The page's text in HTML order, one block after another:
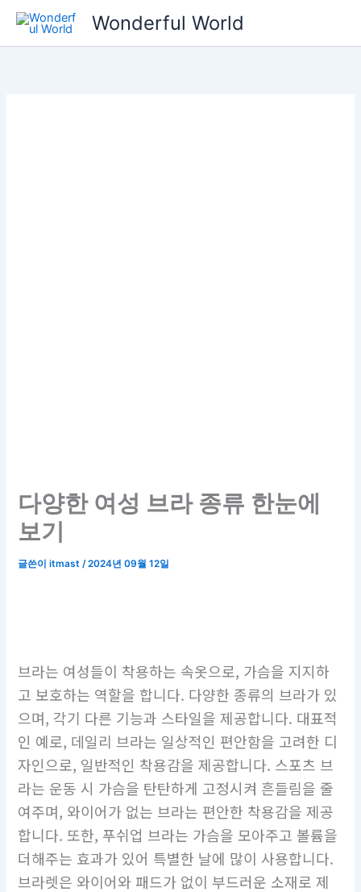
츠
Wonderful World
다양한 여성 브라 종류 한눈에
보기
글쓴이itmast/2024년 09월 12일
브라는 여성들이 착용하는 속옷으로, 가슴을 지지하
고 보호하는 역할을 합니다. 다양한 종류의 브라가 있
으며, 각기 다른 기능과 스타일을 제공합니다. 대표적
인 예로, 데일리 브라는 일상적인 편안함을 고려한 디
자인으로, 일반적인 착용감을 제공합니다. 스포츠 브
라는 운동 시 가슴을 탄탄하게 고정시켜 흔들림을 줄
여주며, 와이어가 없는 브라는 편안한 착용감을 제공
합니다. 또한, 푸쉬업 브라는 가슴을 모아주고 볼륨을
더해주는 효과가 있어 특별한 날에 많이 사용합니다.
브라렛은 와이어와 패드가 없이 부드러운 소재로 제